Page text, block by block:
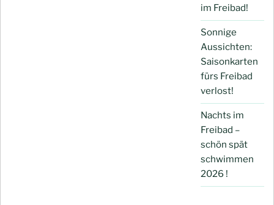
im Freibad!
Sonnige
Aussichten:
Saisonkarten
fürs Freibad
verlost!
Nachts im
Freibad –
schön spät
schwimmen
2026 !